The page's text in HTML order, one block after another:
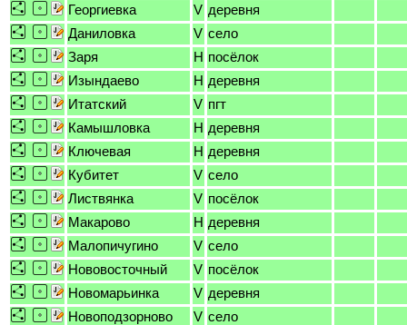
Георгиевка
V деревня
Даниловка
V село
Заря
H посёлок
Изындаево
H деревня
Итатский
V пгт
Камышловка
H деревня
Ключевая
H деревня
Кубитет
V село
Листвянка
V посёлок
Макарово
H деревня
Малопичугино
V село
Нововосточный
V посёлок
Новомарьинка
V деревня
Новоподзорново
V село